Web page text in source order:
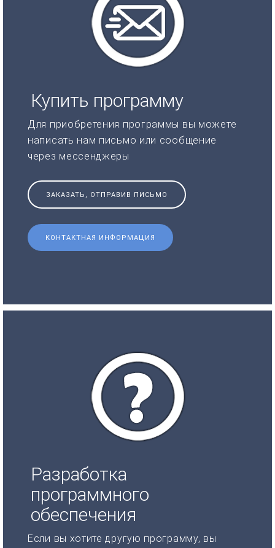
Купить программу
Для приобретения программы вы можете
написать нам письмо или сообщение
через мессенджеры
ЗАКАЗАТЬ, ОТПРАВИВ ПИСЬМО
КОНТАКТНАЯ ИНФОРМАЦИЯ
Разработка
программного
обеспечения
Если вы хотите другую программу, вы